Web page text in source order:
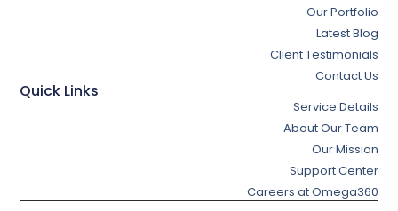
Our Portfolio
Latest Blog
Client Testimonials
Contact Us
Quick Links
Service Details
About Our Team
Our Mission
Support Center
Careers at Omega360